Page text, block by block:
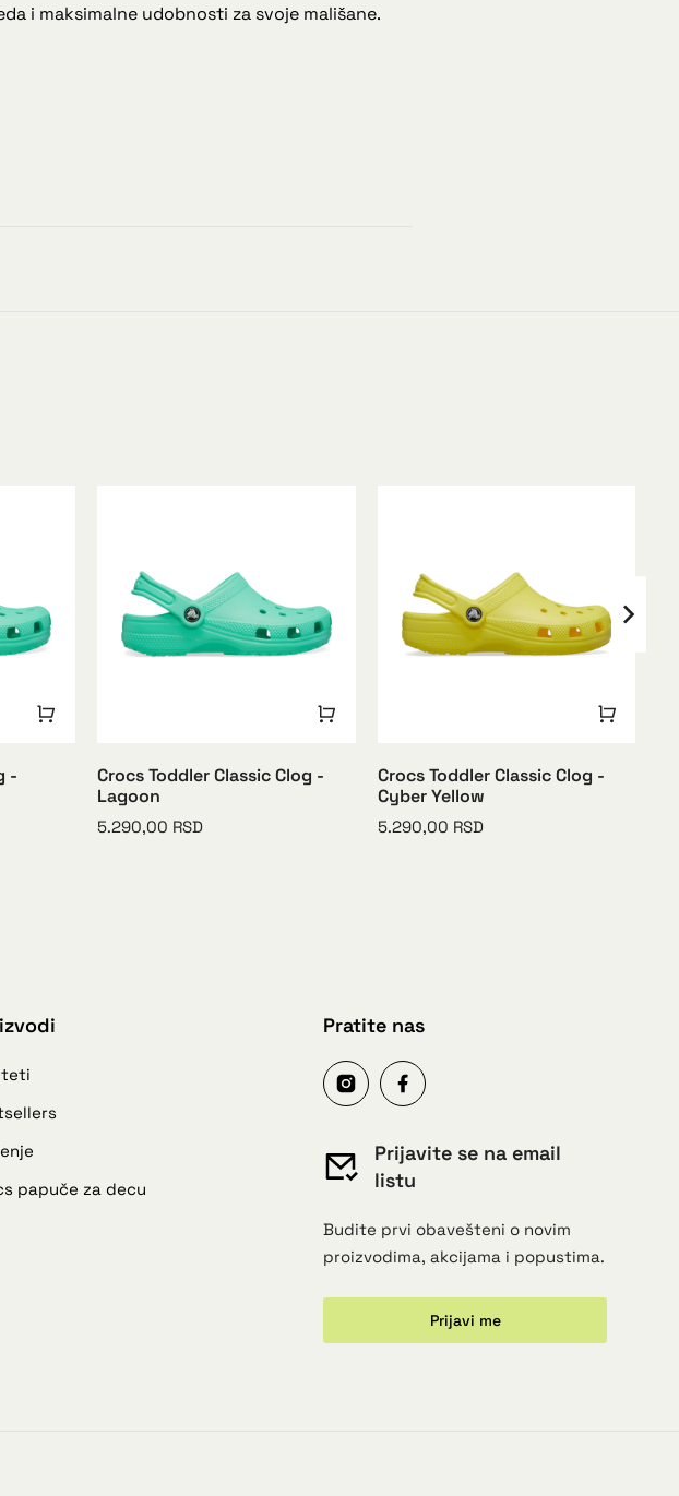
i maksimalne udobnosti za svoje mališane.
-
Crocs Toddler Classic Clog -
Lagoon
5.290,00 RSD
Crocs Toddler Classic Clog -
Cyber Yellow
5.290,00 RSD
papuče za decu
Pratite nas
Prijavite se na email
listu
Budite prvi obavešteni o novim
proizvodima, akcijama i popustima.
Prijavi me